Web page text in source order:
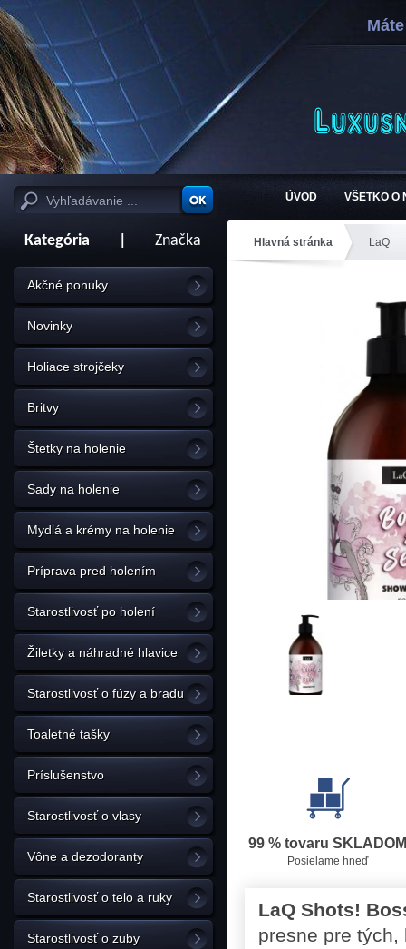
ÚVOD VŠETKO O
Kategória Značka
Akčné ponuky
Novinky
Holiace strojčeky
Britvy
Štetky na holenie
Sady na holenie
Mydlá a krémy na holenie
Príprava pred holením
Starostlivosť po holení
Žiletky a náhradné hlavice
Starostlivosť o fúzy a bradu
Toaletné tašky
Príslušenstvo
Starostlivosť o vlasy
Vône a dezodoranty
Starostlivosť o telo a ruky
Starostlivosť o zuby
Hlavná stránka LaQ
99 % tovaru SKLADOM
Posielame hneď
LaQ Shots!
presne pre